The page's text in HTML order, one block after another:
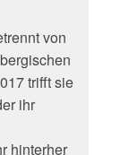
von
trifft sie
ihr
hinterher